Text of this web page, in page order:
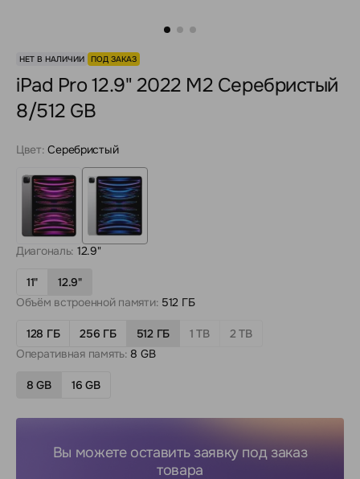
НЕТ В НАЛИЧИИ ПОД ЗАКАЗ
iPad Pro 12.9" 2022 M2 Серебристый
8/512 GB
Цвет: Серебристый
Диагональ: 12.9"
11"
12.9"
Объём встроенной памяти: 512 ГБ
128 ГБ 256 ГБ 512 ГБ 1 TB
2 TB
Оперативная память: 8 GB
8 GB 16 GB
Вы можете оставить заявку под заказ
товара